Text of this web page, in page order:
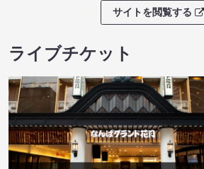
サイトを閲覧する
ライブチケット